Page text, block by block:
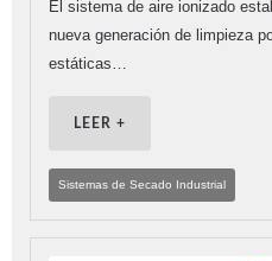
El sistema de aire ionizado
nueva generación de limpieza
estáticas…
LEER +
Sistemas de Secado Industrial